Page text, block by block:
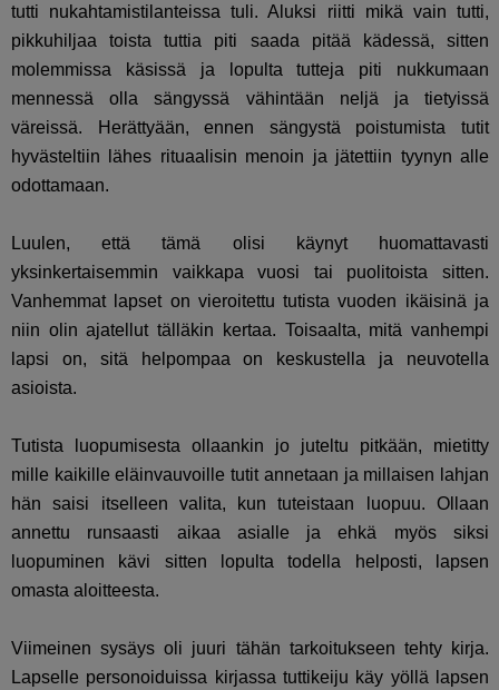
tutti nukahtamistilanteissa tuli. Aluksi riitti mikä vain tutti,
pikkuhiljaa toista tuttia piti saada pitää kädessä, sitten
molemmissa käsissä ja lopulta tutteja piti nukkumaan
mennessä olla sängyssä vähintään neljä ja tietyissä
väreissä. Herättyään, ennen sängystä poistumista tutit
hyvästeltiin lähes rituaalisin menoin ja jätettiin tyynyn alle
odottamaan.
Luulen, että tämä olisi käynyt huomattavasti
yksinkertaisemmin vaikkapa vuosi tai puolitoista sitten.
Vanhemmat lapset on vieroitettu tutista vuoden ikäisinä ja
niin olin ajatellut tälläkin kertaa. Toisaalta, mitä vanhempi
lapsi on, sitä helpompaa on keskustella ja neuvotella
asioista.
Tutista luopumisesta ollaankin jo juteltu pitkään, mietitty
mille kaikille eläinvauvoille tutit annetaan ja millaisen lahjan
hän saisi itselleen valita, kun tuteistaan luopuu. Ollaan
annettu runsaasti aikaa asialle ja ehkä myös siksi
luopuminen kävi sitten lopulta todella helposti, lapsen
omasta aloitteesta.
Viimeinen sysäys oli juuri tähän tarkoitukseen tehty kirja.
Lapselle personoiduissa kirjassa tuttikeiju käy yöllä lapsen